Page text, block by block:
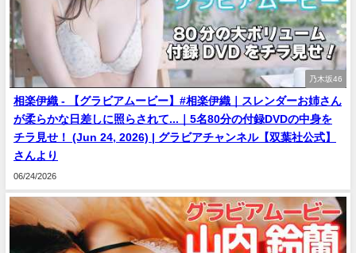
乃木坂46
相楽伊織 - 【グラビアムービー】#相楽伊織｜スレンダーお姉さん
が柔らかな日差しに照らされて...｜5名80分の付録DVDの中身を
チラ見せ！ (Jun 24, 2026) | グラビアチャンネル【双葉社公式】
さんより
06/24/2026